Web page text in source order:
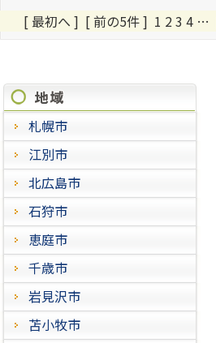
[ 最初へ ] [ 前の5件 ] 1 2 3 4 …
札幌市
江別市
北広島市
石狩市
恵庭市
千歳市
岩見沢市
苫小牧市